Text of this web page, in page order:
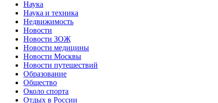
Наука
Наука и техника
Недвижимость
Новости
Новости ЗОЖ
Новости медицины
Новости Москвы
Новости путешествий
Образование
Общество
Около спорта
Отдых в России